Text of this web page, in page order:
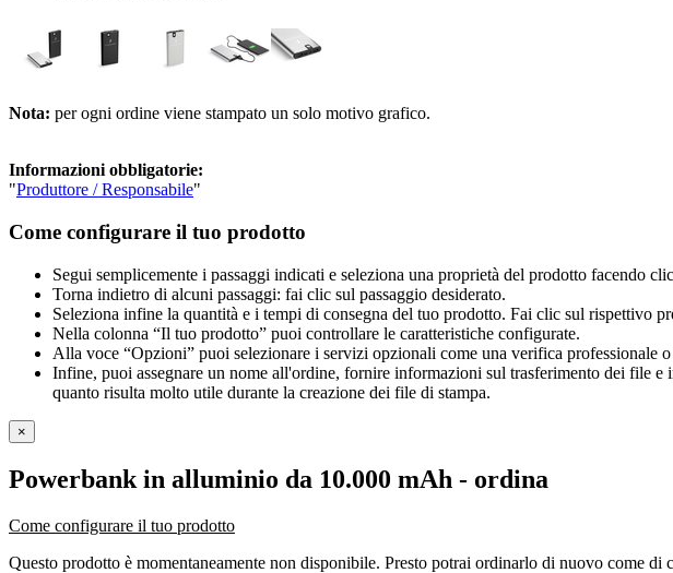
Nota: per ogni ordine viene stampato un solo motivo grafico.
Informazioni obbligatorie:
"Produttore / Responsabile"
Come configurare il tuo prodotto
Segui semplicemente i passaggi indicati e seleziona una proprietà del prodotto facendo
Torna indietro di alcuni passaggi: fai clic sul passaggio desiderato.
Seleziona infine la quantità e i tempi di consegna del tuo prodotto. Fai clic sul rispettivo
Nella colonna “Il tuo prodotto” puoi controllare le caratteristiche configurate.
Alla voce “Opzioni” puoi selezionare i servizi opzionali come una verifica professionale
Infine, puoi assegnare un nome all'ordine, fornire informazioni sul trasferimento dei file
quanto risulta molto utile durante la creazione dei file di stampa.
×
Powerbank in alluminio da 10.000 mAh - ordina
Come configurare il tuo prodotto
Questo prodotto è momentaneamente non disponibile. Presto potrai ordinarlo di nuovo come di